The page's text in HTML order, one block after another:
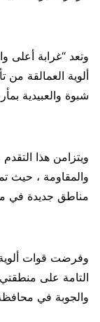
وتعد “غرابة أعلى
ألوية العمالقة
شبوة والعبيدية
ويتزامن هذا
والمقاومة ، حيث
مناطق جديدة في
وفرضت قوات ألوية
التامة على
والجوبة في